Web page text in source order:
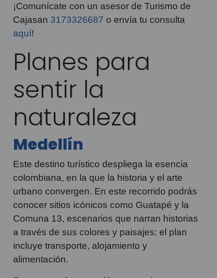
¡Comunícate con un asesor de Turismo de
Cajasan 3173326687 o envía tu consulta
aquí!
Planes para
sentir la
naturaleza
Medellín
Este destino turístico despliega la esencia
colombiana, en la que la historia y el arte
urbano convergen. En este recorrido podrás
conocer sitios icónicos como Guatapé y la
Comuna 13, escenarios que narran historias
a través de sus colores y paisajes; el plan
incluye transporte, alojamiento y
alimentación.